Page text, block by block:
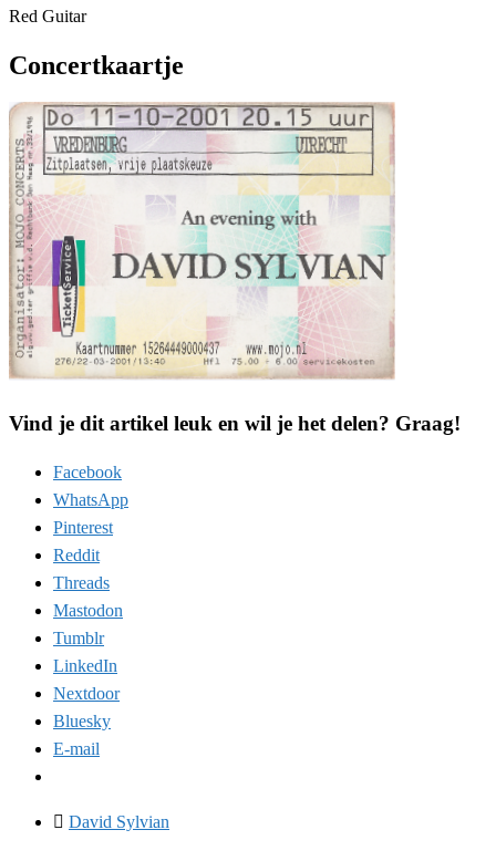
Red Guitar
Concertkaartje
Vind je dit artikel leuk en wil je het delen? Graag!
Facebook
WhatsApp
Pinterest
Reddit
Threads
Mastodon
Tumblr
LinkedIn
Nextdoor
Bluesky
E-mail
David Sylvian